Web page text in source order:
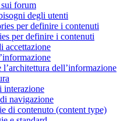
forum
degli utenti
per definire i contenuti
per definire i contenuti
accettazione
dell’informazione
interazione
navigazione
di contenuto (content type)